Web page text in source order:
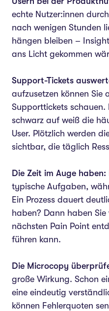
echte Nutzer:innen
nach wenigen Stunden
hängen bleiben –
ans Licht gekommen
Support-Tickets
aufzusetzen können Sie
Supporttickets schauen.
schwarz auf weiß die
User. Plötzlich werden
sichtbar, die täglich
Die Zeit im Auge haben:
typische Aufgaben,
Ein Prozess dauert
haben? Dann haben
nächsten Pain Point
führen kann.
Die Microcopy
große Wirkung. Schon
eine eindeutig
können Fehlerquoten